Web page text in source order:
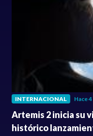
INTERNACIONAL Hace
Artemis 2 inicia su
histórico